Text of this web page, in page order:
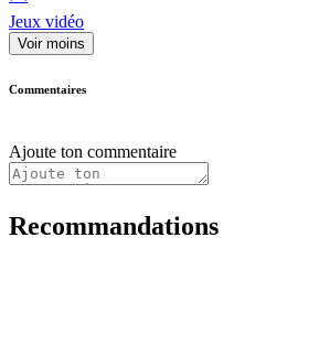
Jeux vidéo
Voir moins
Commentaires
Ajoute ton commentaire
Recommandations